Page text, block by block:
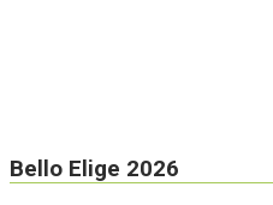
Bello Elige 2026